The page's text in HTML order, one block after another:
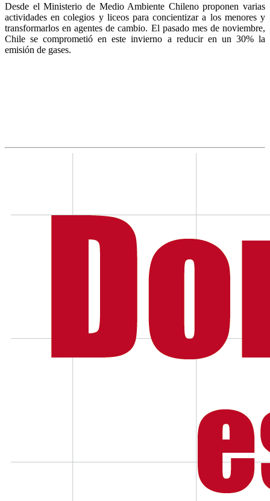
Desde el Ministerio de Medio Ambiente Chileno proponen varias
actividades en colegios y liceos para concientizar a los menores y
transformarlos en agentes de cambio. El pasado mes de noviembre,
Chile se comprometió en este invierno a reducir en un 30% la
emisión de gases.